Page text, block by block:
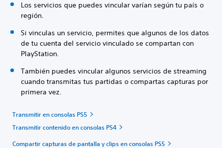
Los servicios que puedes vincular varían según tu país o
región.
Si vinculas un servicio, permites que algunos de los datos
de tu cuenta del servicio vinculado se compartan con
PlayStation.
También puedes vincular algunos servicios de streaming
cuando transmitas tus partidas o compartas capturas por
primera vez.
Transmitir en consolas PS5
Transmitir contenido en consolas PS4
Compartir capturas de pantalla y clips en consolas PS5